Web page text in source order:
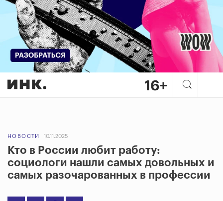
НОВОСТИ 10.11.2025
Кто в России любит работу:
социологи нашли самых довольных и
самых разочарованных в профессии